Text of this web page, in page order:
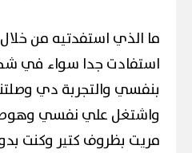
ما الذي استفدتيه من خلال
استفادت جدا سواء في
بنفسي والتجربة دي
واشتغل علي نفسي وهوصل
مريت بظروف كتير وكنت